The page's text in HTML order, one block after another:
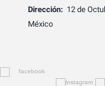
Dirección: 12 de
México